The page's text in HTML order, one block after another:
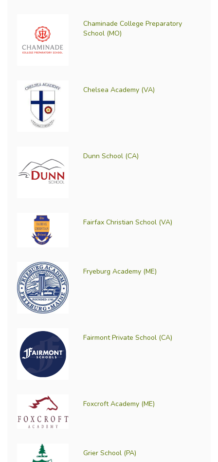
Chaminade College Preparatory
School (MO)
Chelsea Academy (VA)
Dunn School (CA)
Fairfax Christian School (VA)
Fryeburg Academy (ME)
Fairmont Private School (CA)
Foxcroft Academy (ME)
Grier School (PA)